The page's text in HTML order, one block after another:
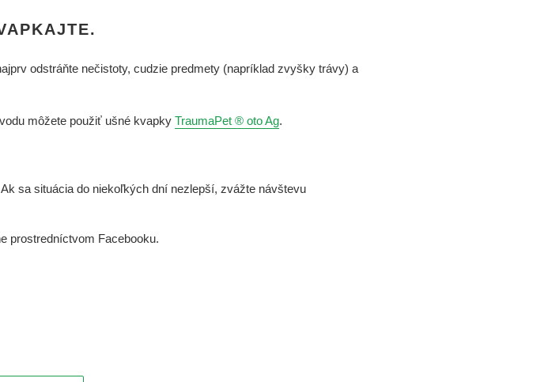
odstráňte nečistoty, cudzie predmety (napríklad zvyšky trávy) a
môžete použiť ušné kvapkyTraumaPet ® oto Ag.
sa situácia do niekoľkých dní nezlepší, zvážte návštevu
prostredníctvom Facebooku.